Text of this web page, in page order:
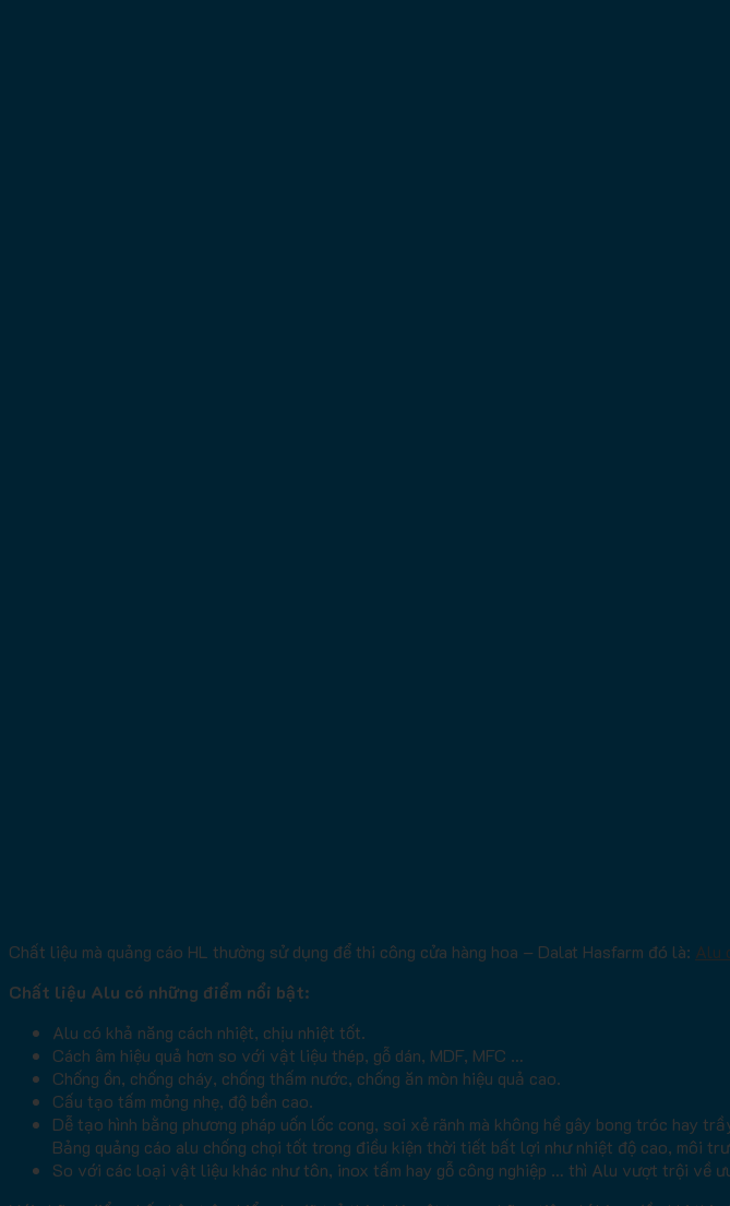
Chất liệu mà quảng cáo HL thường sử dụng để thi công cửa hàng hoa – Dalat Hasfarm đó là: Alu
Chất liệu Alu có những điểm nổi bật:
Alu có khả năng cách nhiệt, chịu nhiệt tốt.
Cách âm hiệu quả hơn so với vật liệu thép, gỗ dán, MDF, MFC …
Chống ồn, chống cháy, chống thấm nước, chống ăn mòn hiệu quả cao.
Cấu tạo tấm mỏng nhẹ, độ bền cao.
Dễ tạo hình bằng phương pháp uốn lốc cong, soi xẻ rãnh mà không hề gây bong tróc hay
Bảng quảng cáo alu chống chọi tốt trong điều kiện thời tiết bất lợi như nhiệt độ cao, môi
So với các loại vật liệu khác như tôn, inox tấm hay gỗ công nghiệp … thì Alu vượt trội về